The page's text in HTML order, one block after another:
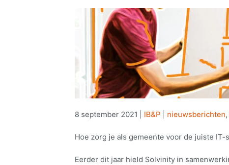
8 september 2021 IB&P nieuwsberichten,
Hoe zorg je als gemeente voor de juiste
Eerder dit jaar hield Solvinity in